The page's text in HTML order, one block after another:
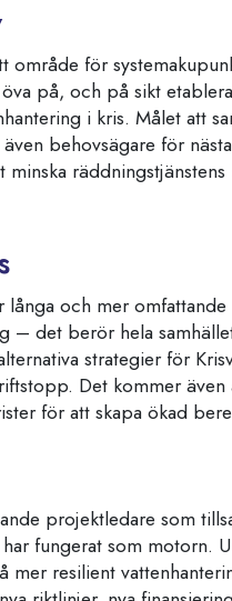
område för
på, och på sikt
i kris. Målet att
behovsägare för
och mer
– det berör hela
strategier för
Det kommer även
för att skapa ökad
projektledare som
fungerat som motorn.
resilient